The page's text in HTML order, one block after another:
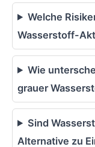
Welche
Wasserstoff-
Wie
grauer
Sind
Alternative zu